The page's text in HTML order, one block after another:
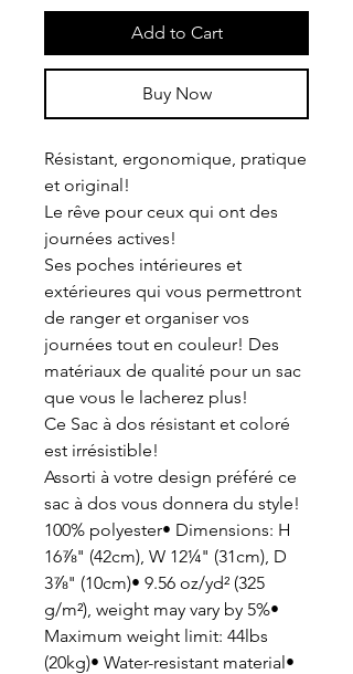
Add to Cart
Buy Now
Résistant, ergonomique, pratique
et original!
Le rêve pour ceux qui ont des
journées actives!
Ses poches intérieures et
extérieures qui vous permettront
de ranger et organiser vos
journées tout en couleur! Des
matériaux de qualité pour un sac
que vous le lacherez plus!
Ce Sac à dos résistant et coloré
est irrésistible!
Assorti à votre design préféré ce
sac à dos vous donnera du style!
100% polyester• Dimensions: H
16⅞" (42cm), W 12¼" (31cm), D
3⅞" (10cm)• 9.56 oz/yd² (325
g/m²), weight may vary by 5%•
Maximum weight limit: 44lbs
(20kg)• Water-resistant material•